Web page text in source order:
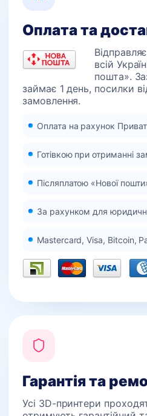
Оплата та
всій
пошта».
займає 1 день, посилки
замовлення.
Оплата на рахунок
Готівкою при отриманні
Післяплатою «Нової
За рахунком для
Mastercard, Visa, Bitcoin,
Гарантія та
Усі 3D-принтери